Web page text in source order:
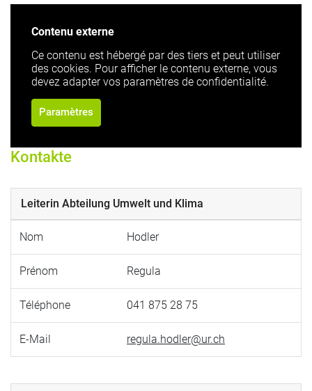
Contenu externe
Ce contenu est hébergé par des tiers et peut utiliser
des cookies. Pour afficher le contenu externe, vous
devez adapter vos paramètres de confidentialité.
Paramètres
Kontakte
Leiterin Abteilung Umwelt und Klima
Nom Hodler
Prénom Regula
Téléphone 041 875 28 75
E-Mail regula.hodler@ur.ch